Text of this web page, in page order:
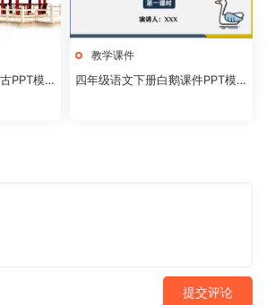
PPT模
教学课件
四年级语文下册白鹅课件PPT模
提交评论